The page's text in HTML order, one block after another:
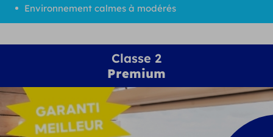
Environnement calmes à modérés
Classe 2
Premium